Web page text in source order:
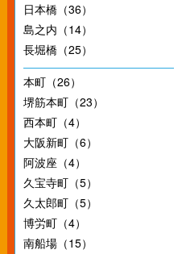
日本橋（36）
島之内（14）
長堀橋（25）
本町（26）
堺筋本町（23）
西本町（4）
大阪新町（6）
阿波座（4）
久宝寺町（5）
久太郎町（5）
博労町（4）
南船場（15）